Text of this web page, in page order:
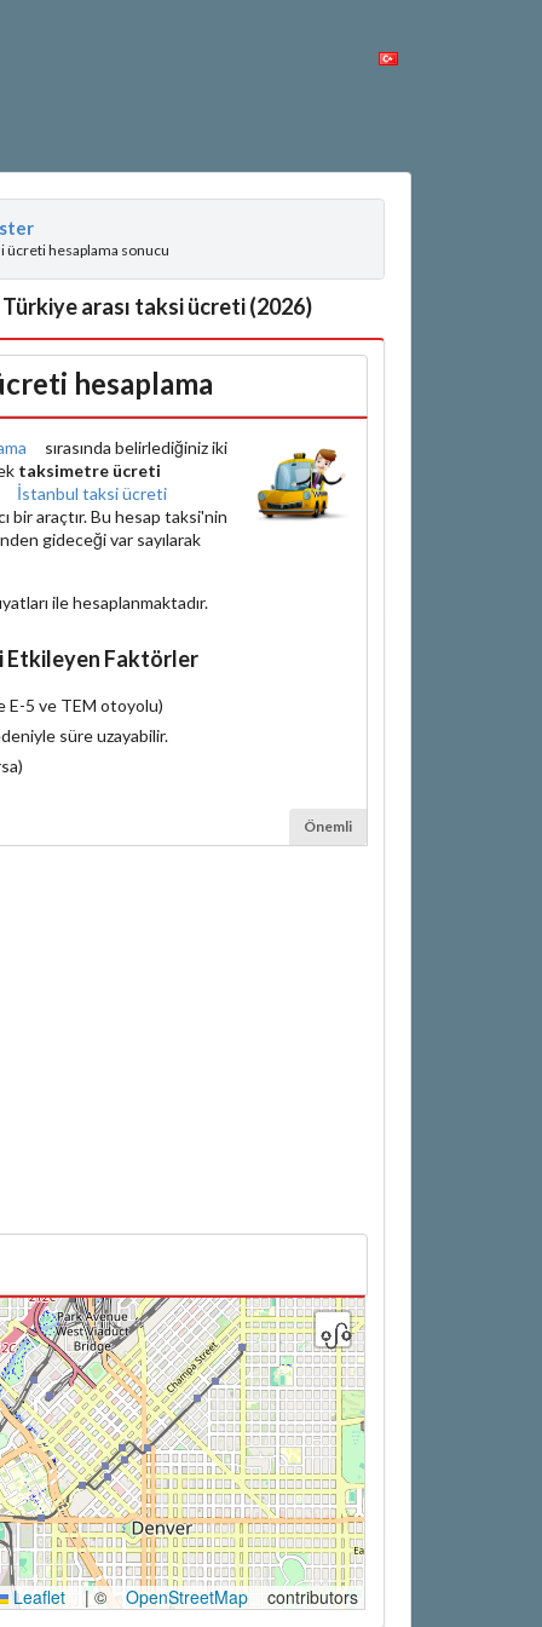
ücreti hesaplama sonucu
arası taksi ücreti (2026)
hesaplama
sırasında belirlediğiniz iki
taksimetre ücreti
İstanbul taksi ücreti
bir araçtır. Bu hesap taksi'nin
gideceği var sayılarak
ile hesaplanmaktadır.
Etkileyen Faktörler
E-5 ve TEM otoyolu)
süre uzayabilir.
Önemli
Leaflet |© OpenStreetMap contributors